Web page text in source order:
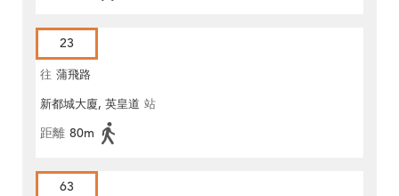
23
往 蒲飛路
新都城大廈, 英皇道 站
距離 80m
63